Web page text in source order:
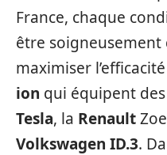
France, chaque
être
maximiser
ion qui équipent
Tesla, la Renault
Volkswagen ID.3.